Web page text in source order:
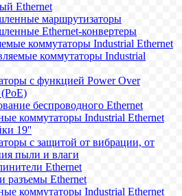
Ethernet
маршрутизаторы
Ethernet-конвертеры
коммутаторы Industrial Ethernet
коммутаторы Industrial
с функцией Power Over
беспроводного Ethernet
коммутаторы Industrial Ethernet
19''
с защитой от вибрации, от
пыли и влаги
Ethernet
разъемы Ethernet
коммутаторы Industrial Ethernet